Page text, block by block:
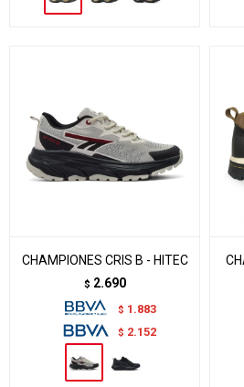
CHAMPIONES CRIS B - HITEC
$ 2.690
$ 1.883
$ 2.152